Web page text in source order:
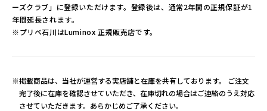
ーズクラブ」に登録いただけます。登録後は、通常2年間の正規保証が1
年間延長されます。
※プリベ石川はLuminox 正規販売店です。
※掲載商品は、当社が運営する実店舗と在庫を共有しております。 ご注文
完了後に在庫を確認させていただき、在庫切れの場合はご連絡のうえ対応
させていただきます。あらかじめご了承ください。